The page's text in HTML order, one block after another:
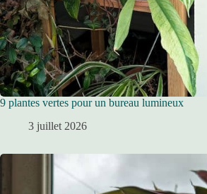
9 plantes vertes pour un bureau lumineux
3 juillet 2026